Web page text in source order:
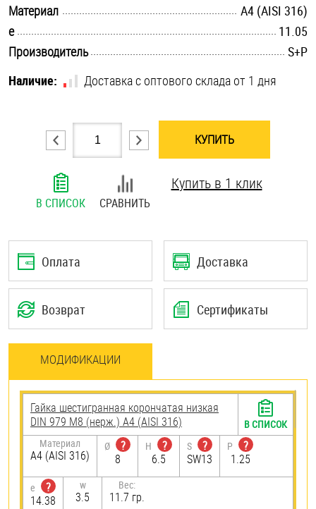
Хомуты
Шайбы
Шпильки
Штифты и пальцы
Материал
A4 (AISI 316)
e
11.05
Производитель
S+P
Наличие:
Доставка с оптового склада от 1 дня
КУПИТЬ
В СПИСОК СРАВНИТЬ
Купить в 1 клик
Оплата Доставка
Возврат Сертификаты
МОДИФИКАЦИИ
Гайка шестигранная корончатая низкая
DIN 979 М8 (нерж.) A4 (AISI 316)
Материал
A4 (AISI 316)
Ø
?
8
H
?
6.5
S
?
SW13
P
?
1.25
e
?
14.38
w
3.5
Вес:
11.7 гр.
В СПИСОК